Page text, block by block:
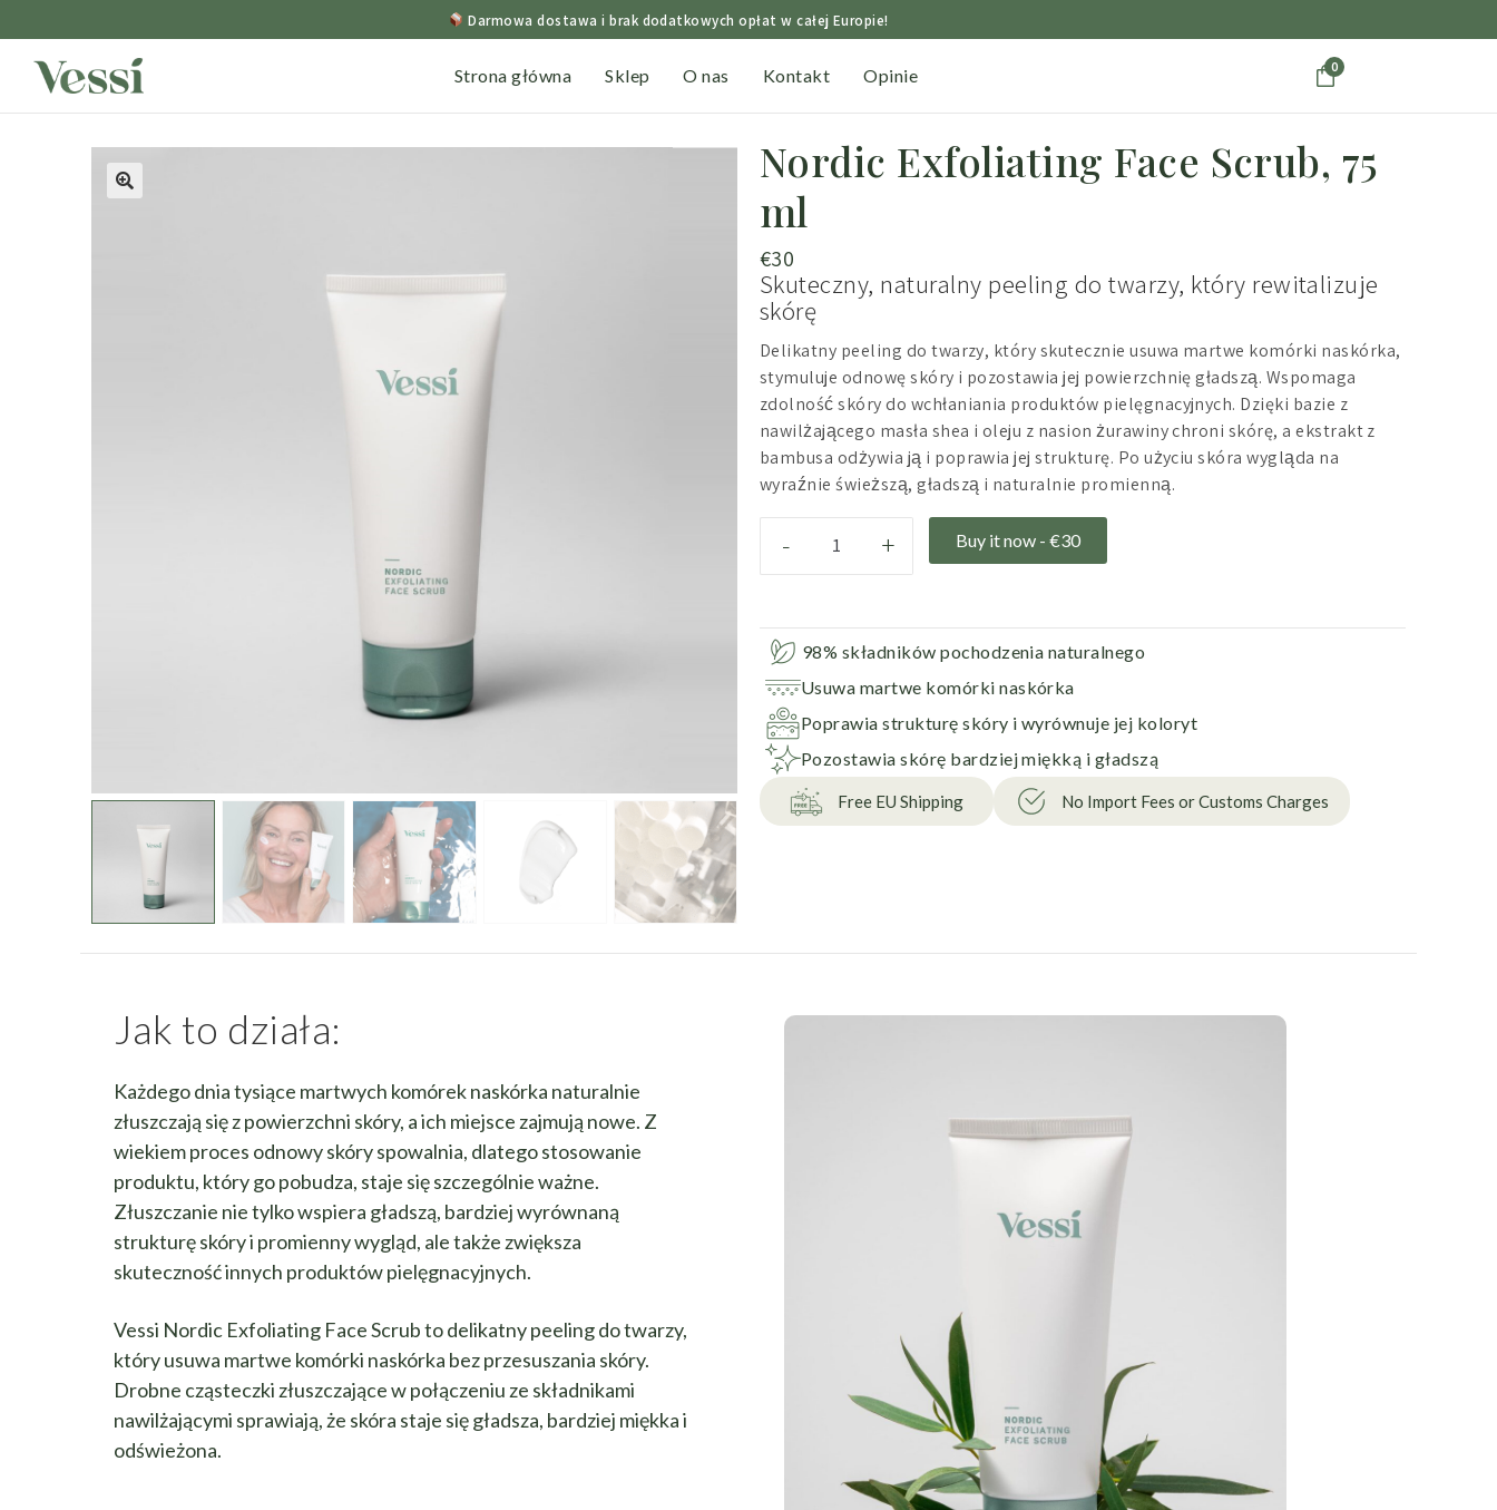
Darmowa dostawa i brak dodatkowych opłat w całej Europie!
Strona główna Sklep O nas Kontakt Opinie 0
Nordic Exfoliating Face Scrub, 75
ml
€30
Skuteczny, naturalny peeling do twarzy, który rewitalizuje
skórę
Delikatny peeling do twarzy, który skutecznie usuwa martwe komórki naskórka,
stymuluje odnowę skóry i pozostawia jej powierzchnię gładszą. Wspomaga
zdolność skóry do wchłaniania produktów pielęgnacyjnych. Dzięki bazie z
nawilżającego masła shea i oleju z nasion żurawiny chroni skórę, a ekstrakt z
bambusa odżywia ją i poprawia jej strukturę. Po użyciu skóra wygląda na
wyraźnie świeższą, gładszą i naturalnie promienną.
- + Buy it now - €30
98% składników pochodzenia naturalnego
Usuwa martwe komórki naskórka
Poprawia strukturę skóry i wyrównuje jej koloryt
Pozostawia skórę bardziej miękką i gładszą
Free EU Shipping No Import Fees or Customs Charges
Jak to działa:
Każdego dnia tysiące martwych komórek naskórka naturalnie
złuszczają się z powierzchni skóry, a ich miejsce zajmują nowe. Z
wiekiem proces odnowy skóry spowalnia, dlatego stosowanie
produktu, który go pobudza, staje się szczególnie ważne.
Złuszczanie nie tylko wspiera gładszą, bardziej wyrównaną
strukturę skóry i promienny wygląd, ale także zwiększa
skuteczność innych produktów pielęgnacyjnych.
Vessi Nordic Exfoliating Face Scrub to delikatny peeling do twarzy,
który usuwa martwe komórki naskórka bez przesuszania skóry.
Drobne cząsteczki złuszczające w połączeniu ze składnikami
nawilżającymi sprawiają, że skóra staje się gładsza, bardziej miękka i
odświeżona.